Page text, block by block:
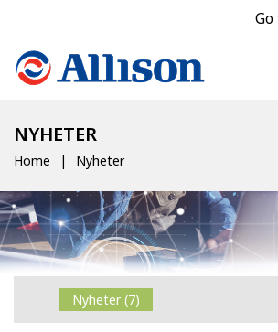
NYHETER
Home Nyheter
Nyheter (7)